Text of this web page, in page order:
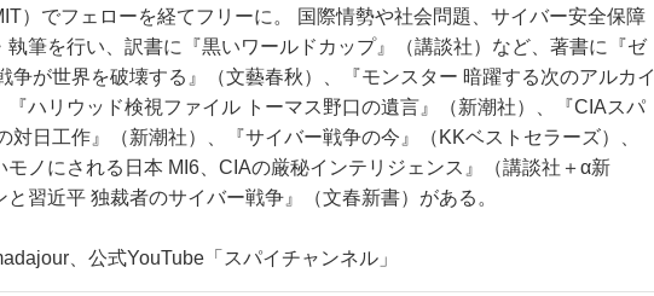
）でフェローを経てフリーに。 国際情勢や社会問題、サイバー安全保障
執筆を行い、訳書に『黒いワールドカップ』（講談社）など、著書に『ゼ
争が世界を破壊する』（文藝春秋）、『モンスター 暗躍する次のアルカイ
『ハリウッド検視ファイル トーマス野口の遺言』（新潮社）、『CIAスパ
対日工作』（新潮社）、『サイバー戦争の今』（KKベストセラーズ）、
モノにされる日本 MI6、CIAの厳秘インテリジェンス』（講談社＋α新
習近平 独裁者のサイバー戦争』（文春新書）がある。
、公式YouTube「 スパイチャンネル」